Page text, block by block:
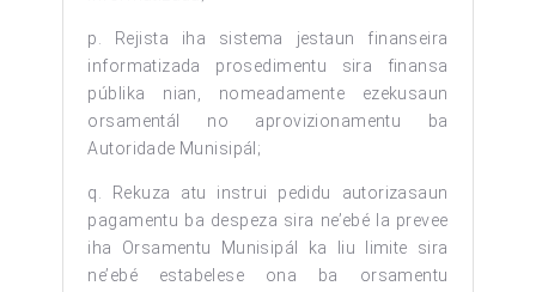
p. Rejista iha sistema jestaun finanseira
informatizada prosedimentu sira finansa
públika nian, nomeadamente ezekusaun
orsamentál no aprovizionamentu ba
Autoridade Munisipál;
q. Rekuza atu instrui pedidu autorizasaun
pagamentu ba despeza sira ne’ebé la prevee
iha Orsamentu Munisipál ka liu limite sira
ne’ebé estabelese ona ba orsamentu